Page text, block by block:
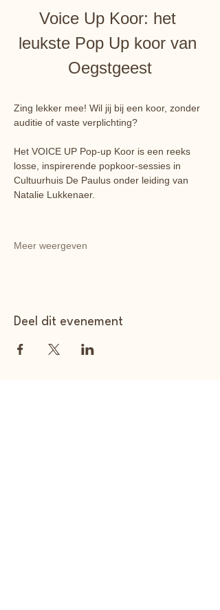
Voice Up Koor: het
leukste Pop Up koor van
Oegstgeest
Zing lekker mee!​ Wil jij bij een koor, zonder
auditie of vaste verplichting?
Het VOICE UP Pop-up Koor is een reeks
losse, inspirerende popkoor-sessies in
Cultuurhuis De Paulus onder leiding van
Natalie Lukkenaer.
Meer weergeven
Deel dit evenement